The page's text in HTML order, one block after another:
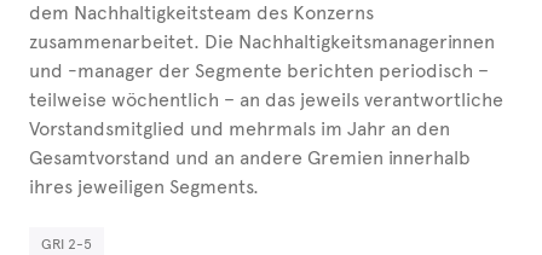
dem Nachhaltigkeitsteam des Konzerns
zusammenarbeitet. Die Nachhaltigkeitsmanagerinnen
und -manager der Segmente berichten periodisch –
teilweise wöchentlich – an das jeweils verantwortliche
Vorstandsmitglied und mehrmals im Jahr an den
Gesamtvorstand und an andere Gremien innerhalb
ihres jeweiligen Segments.
GRI 2-5